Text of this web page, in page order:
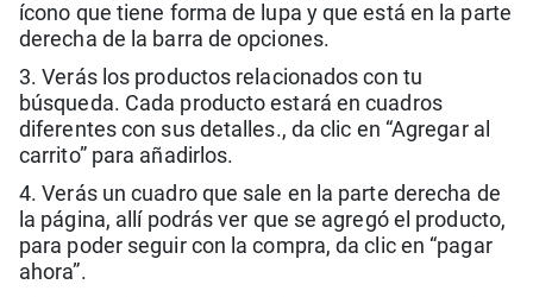
ícono que tiene forma de lupa y que está en la parte
derecha de la barra de opciones.
3. Verás los productos relacionados con tu
búsqueda. Cada producto estará en cuadros
diferentes con sus detalles., da clic en “Agregar al
carrito” para añadirlos.
4. Verás un cuadro que sale en la parte derecha de
la página, allí podrás ver que se agregó el producto,
para poder seguir con la compra, da clic en “pagar
ahora”.